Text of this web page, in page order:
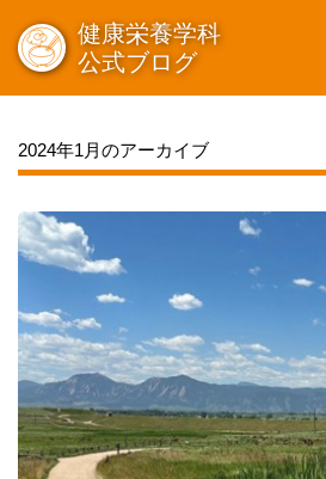
健康栄養学科
公式ブログ
2024年1月のアーカイブ